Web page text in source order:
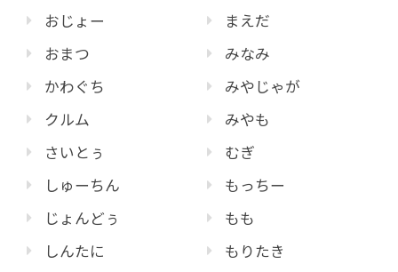
おじょー
おまつ
かわぐち
クルム
さいとぅ
しゅーちん
じょんどぅ
しんたに
まえだ
みなみ
みやじゃが
みやも
むぎ
もっちー
もも
もりたき